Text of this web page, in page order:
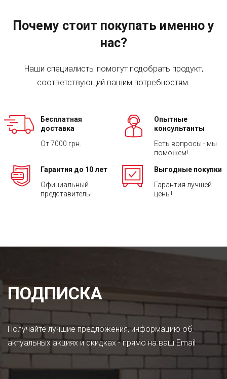
Почему стоит покупать именно у
нас?
Наши специалисты помогут подобрать продукт,
соответствующий вашим потребностям.
Бесплатная
доставка
От 7000 грн.
Опытные
консультанты
Есть вопросы - мы
поможем!
Гарантия до 10 лет
Официальный
представитель!
Выгодные покупки
Гарантия лучшей
цены!
ПОДПИСКА
Получайте лучшие предложения, информацию об
актуальных акциях и скидках - прямо на ваш Email